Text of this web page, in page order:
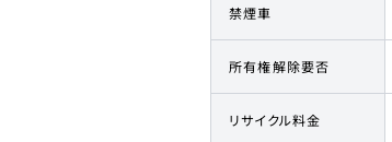
禁煙車
所有権解除要否
リサイクル料金